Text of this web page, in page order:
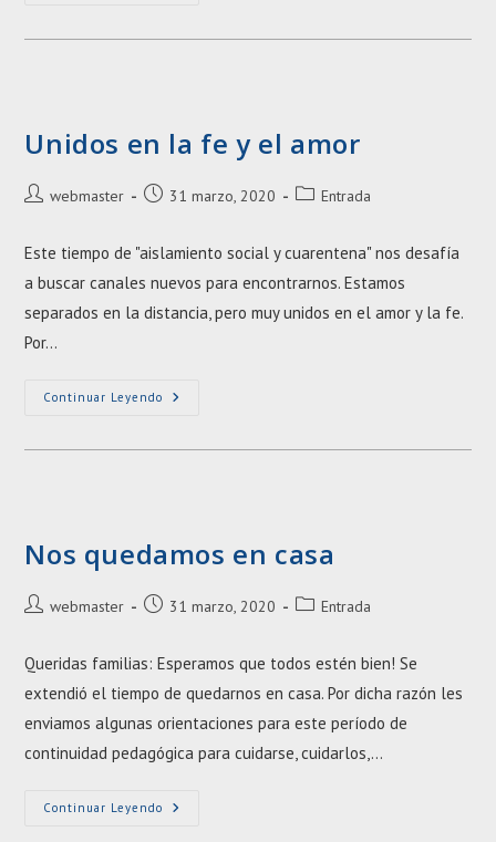
Unidos en la fe y el amor
Autor
entrada:
webmaster
Entrada31 marzo, 2020
Categoría
entrada:
Entrada
Este tiempo de "aislamiento social y cuarentena" nos desafía
a buscar canales nuevos para encontrarnos. Estamos
separados en la distancia, pero muy unidos en el amor y la fe.
Por…
Continuar Leyendo Unidos
Fe
Nos quedamos en casa
Autor
entrada:
webmaster
Entrada31 marzo, 2020
Categoría
entrada:
Entrada
Queridas familias: Esperamos que todos estén bien! Se
extendió el tiempo de quedarnos en casa. Por dicha razón les
enviamos algunas orientaciones para este período de
continuidad pedagógica para cuidarse, cuidarlos,…
Continuar Leyendo Nos